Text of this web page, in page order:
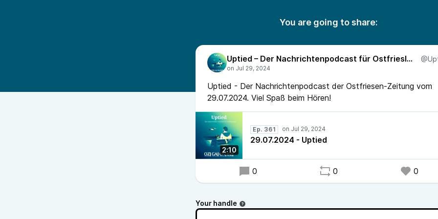
You are going to share:
Uptied – Der Nachrichtenpodcast für Ostfriesland
Uptied - Der Nachrichtenpodcast der Ostfriesen-Zeitung vom
29.07.2024. Viel Spaß beim Hören!
2:10
Ep. 361
29.07.2024 - Uptied
0 0 0
Your handle